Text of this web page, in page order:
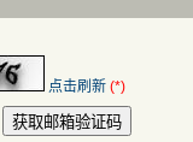
获取邮箱验证码